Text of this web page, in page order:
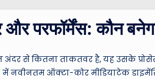
और परफॉर्मेंस: कौन
अंदर से कितना ताकतवर है, यह उसके
में नवीनतम ऑक्टा-कोर मीडियाटेक